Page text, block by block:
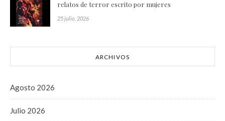
relatos de terror escrito por mujeres
25 julio, 2026
ARCHIVOS
Agosto 2026
Julio 2026